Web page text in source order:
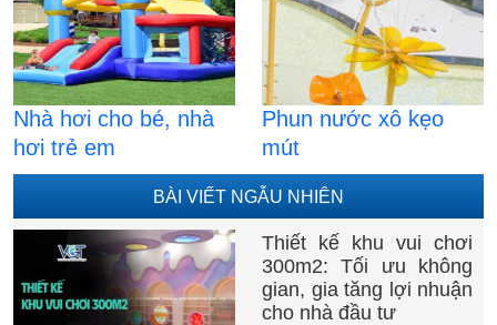
Nhà hơi cho bé, nhà
hơi trẻ em
Phun nước xô kẹo
mút
BÀI VIẾT NGẪU NHIÊN
Thiết kế khu vui chơi
300m2: Tối ưu không
gian, gia tăng lợi nhuận
cho nhà đầu tư